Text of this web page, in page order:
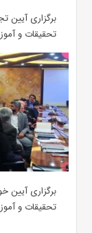
تحقیقات و
تحقیقات و